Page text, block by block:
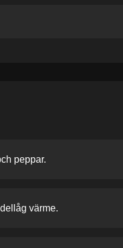
peppar.
värme.